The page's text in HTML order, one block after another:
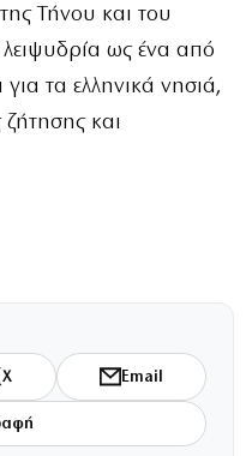
Τήνου και του
ως ένα από
τα ελληνικά νησιά,
και
X Email